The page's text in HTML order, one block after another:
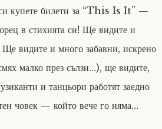
си купете билети за “This Is It” —
в стихията си! Ще видите и
Ще видите и много забавни, искрено
малко през сълзи…), ще видите,
и танцьори работят заедно
човек — който вече го няма…